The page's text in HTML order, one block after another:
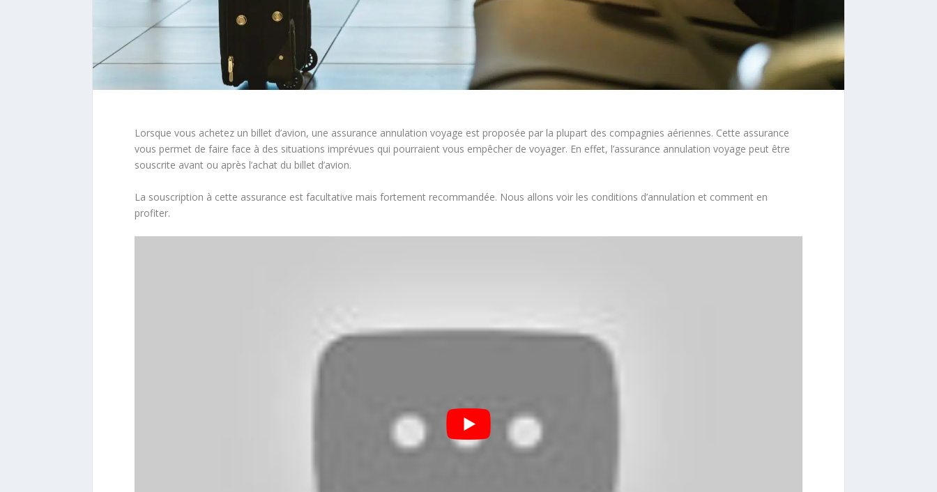
Lorsque vous achetez un billet d’avion, une assurance annulation voyage est proposée par la plupart des compagnies aériennes. Cette assurance
vous permet de faire face à des situations imprévues qui pourraient vous empêcher de voyager. En effet, l’assurance annulation voyage peut être
souscrite avant ou après l’achat du billet d’avion.
La souscription à cette assurance est facultative mais fortement recommandée. Nous allons voir les conditions d’annulation et comment en
profiter.